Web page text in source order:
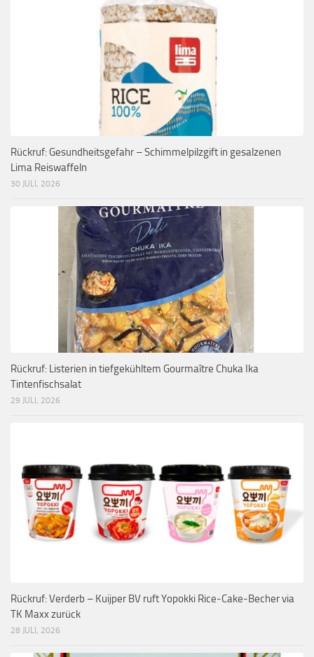
Rückruf: Gesundheitsgefahr – Schimmelpilzgift in gesalzenen
Lima Reiswaffeln
30 JULI, 2026
Rückruf: Listerien in tiefgekühltem Gourmaître Chuka Ika
Tintenfischsalat
29 JULI, 2026
Rückruf: Verderb – Kuijper BV ruft Yopokki Rice-Cake-Becher via
TK Maxx zurück
28 JULI, 2026